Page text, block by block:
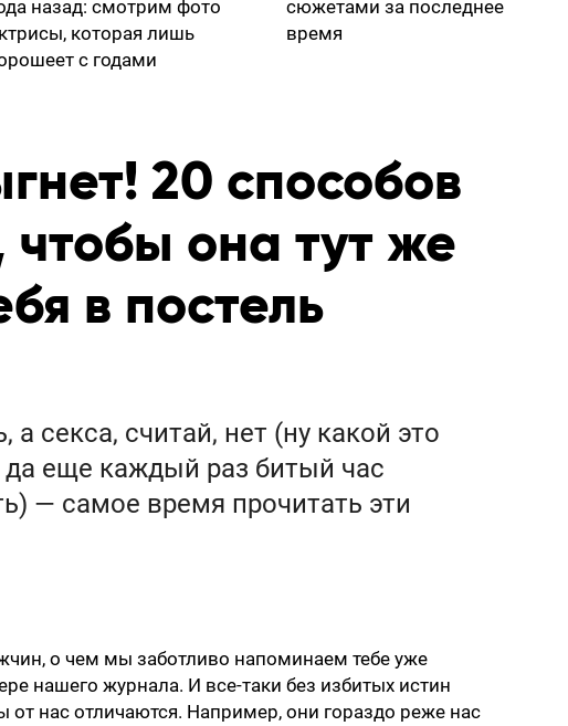
назад: смотрим фото
которая лишь
с годами
сюжетами за последнее
время
20 способов
чтобы она тут же
в постель
а секса, считай, нет (ну какой это
да еще каждый раз битый час
— самое время прочитать эти
о чем мы заботливо напоминаем тебе уже
нашего журнала. И все-таки без избитых истин
от нас отличаются. Например, они гораздо реже нас